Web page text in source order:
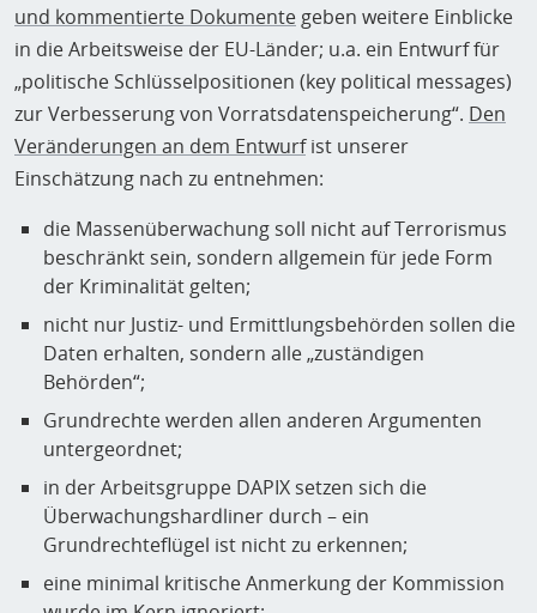
und kommentierte Dokumente geben weitere Einblicke
in die Arbeitsweise der EU-Länder; u.a. ein Entwurf für
„politische Schlüsselpositionen (key political messages)
zur Verbesserung von Vorratsdatenspeicherung“. Den
Veränderungen an dem Entwurfist unserer
Einschätzung nach zu entnehmen:
die Massenüberwachung soll nicht auf Terrorismus
beschränkt sein, sondern allgemein für jede Form
der Kriminalität gelten;
nicht nur Justiz- und Ermittlungsbehörden sollen die
Daten erhalten, sondern alle „zuständigen
Behörden“;
Grundrechte werden allen anderen Argumenten
untergeordnet;
in der Arbeitsgruppe DAPIX setzen sich die
Überwachungshardliner durch – ein
Grundrechteflügel ist nicht zu erkennen;
eine minimal kritische Anmerkung der Kommission